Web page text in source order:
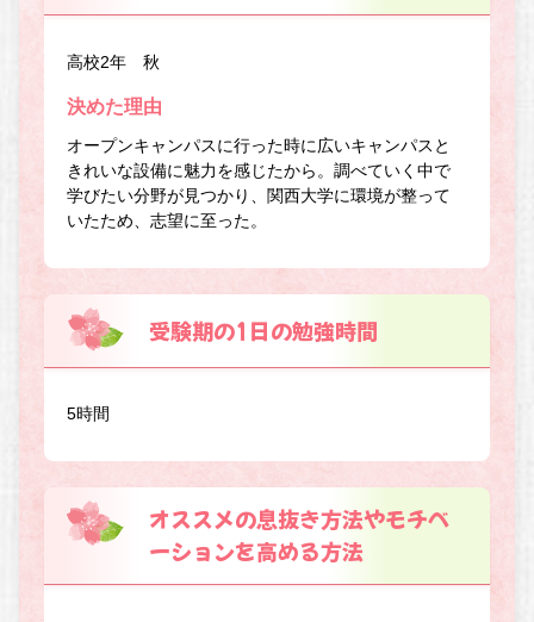
高校2年 秋
決めた理由
オープンキャンパスに行った時に広いキャンパスと
きれいな設備に魅力を感じたから。調べていく中で
学びたい分野が見つかり、関西大学に環境が整って
いたため、志望に至った。
受験期の1日の勉強時間
5時間
オススメの息抜き方法やモチベ
ーションを高める方法